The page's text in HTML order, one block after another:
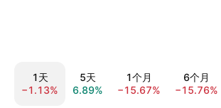
1天
−1.13%
5天
6.89%
1个月
−15.67%
6个月
−15.76%